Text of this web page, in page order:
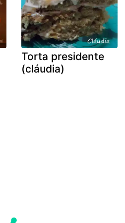
Torta presidente
(cláudia)